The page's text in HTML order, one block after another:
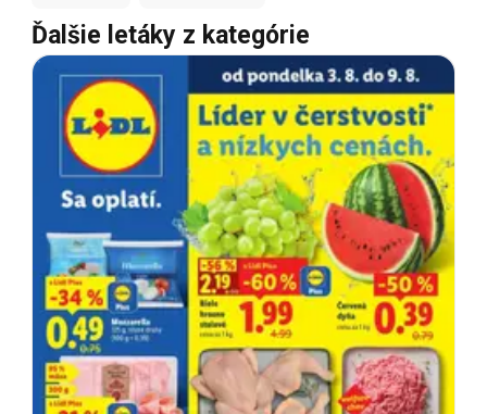
Ďalšie letáky z kategórie